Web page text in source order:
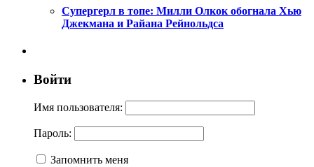
Супергерл в топе: Милли Олкок обогнала Хью
Джекмана и Райана Рейнольдса
Войти
Имя пользователя:
Пароль:
Запомнить меня